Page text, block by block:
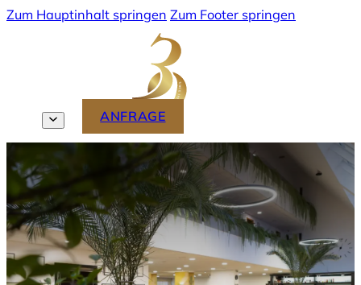
Zum Hauptinhalt springen Zum Footer springen
ANFRAGE